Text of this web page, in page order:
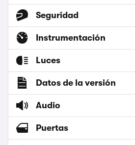
Seguridad
Instrumentación
Luces
Datos de la versión
Audio
Puertas